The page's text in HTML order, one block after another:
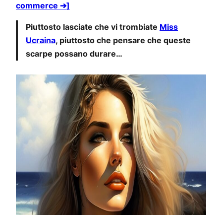
commerce ➔]
Piuttosto lasciate che vi trombiate Miss
Ucraina, piuttosto che pensare che queste
scarpe possano durare…